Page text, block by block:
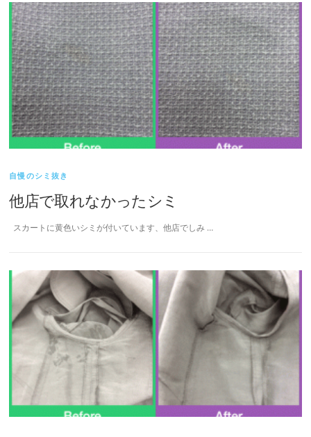
自慢のシミ抜き
他店で取れなかったシミ
スカートに黄色いシミが付いています、他店でしみ …